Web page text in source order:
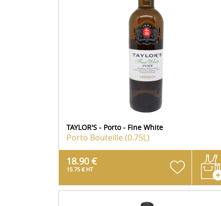
TAYLOR'S - Porto - Fine White
Porto Bouteille (0.75L)
18.90 €
15.75 € HT